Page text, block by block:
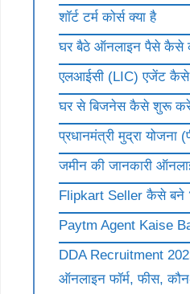
शॉर्ट टर्म कोर्स क्या है
घर बैठे ऑनलाइन पैसे कैसे
एलआईसी (LIC) एजेंट
घर से बिजनेस कैसे शुरू
प्रधानमंत्री मुद्रा योजना
जमीन की जानकारी
Flipkart Seller कैसे बने
Paytm Agent Kaise
DDA Recruitment
ऑनलाइन फॉर्म, फीस,